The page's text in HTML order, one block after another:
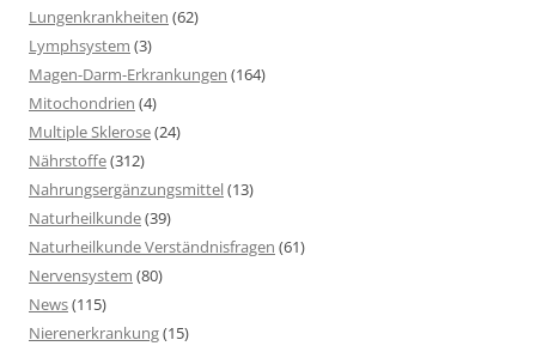
Lungenkrankheiten (62)
Lymphsystem (3)
Magen-Darm-Erkrankungen (164)
Mitochondrien (4)
Multiple Sklerose(24)
Nährstoffe(312)
Nahrungsergänzungsmittel(13)
Naturheilkunde(39)
Naturheilkunde Verständnisfragen (61)
Nervensystem (80)
News(115)
Nierenerkrankung(15)